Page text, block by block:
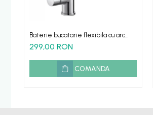
Iluminat gradina camping
Baterie bucatarie flexibila cu arc
GXflexa cromata
299,00 RON
COMANDA